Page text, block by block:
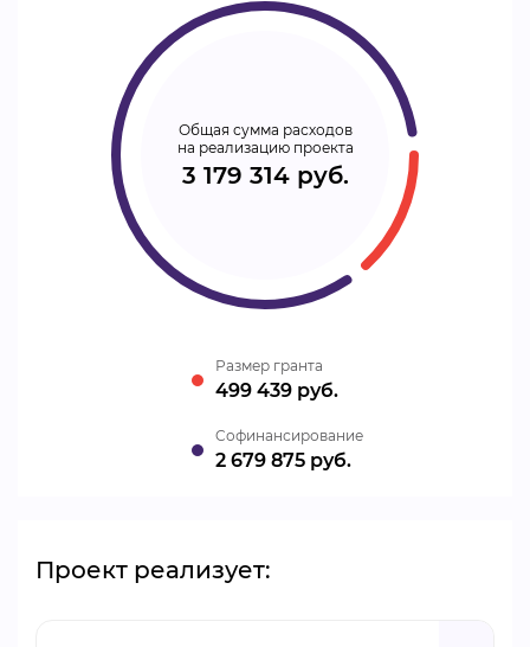
Общая сумма расходов
на реализацию проекта
3 179 314 руб.
Размер гранта
499 439 руб.
Cофинансирование
2 679 875 руб.
Проект реализует: